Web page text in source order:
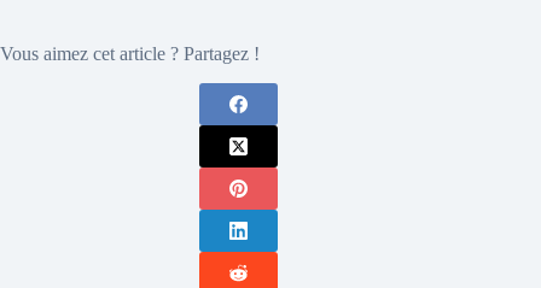
Vous aimez cet article ? Partagez !